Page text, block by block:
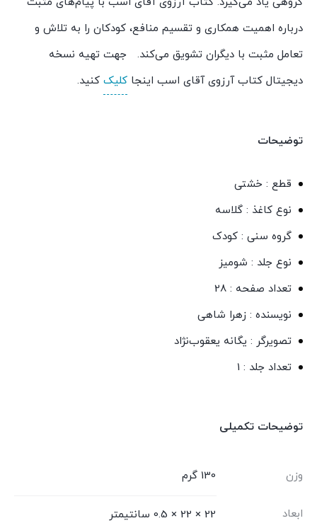
درباره اهمیت همکاری و تقسیم منافع، کودکان را به تلاش و
تعامل مثبت با دیگران تشویق می‌کند. جهت تهیه نسخه
دیجیتال کتاب آرزوی آقای اسب اینجا کلیک کنید.
توضیحات
قطع : خشتی
نوع کاغذ : گلاسه
گروه سنی : کودک
نوع جلد : شومیز
تعداد صفحه : 28
نویسنده : زهرا شاهی
تصویرگر : یگانه یعقوب‌نژاد
تعداد جلد : 1
توضیحات تکمیلی
وزن 130 گرم
ابعاد 22 × 22 × 0.5 سانتیمتر